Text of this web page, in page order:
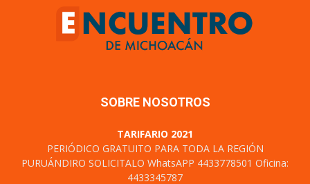
SOBRE NOSOTROS
TARIFARIO 2021
PERIÓDICO GRATUITO PARA TODA LA REGIÓN
PURUÁNDIRO SOLICITALO WhatsAPP 4433778501 Oficina:
4433345787